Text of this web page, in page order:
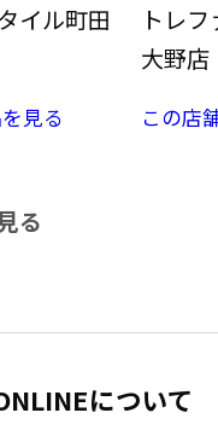
イル町田
見る
トレ
大野店
この店
る
について